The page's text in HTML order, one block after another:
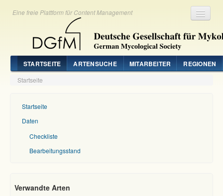
Eine freie Plattform für Content Management
STARTSEITE ARTENSUCHE MITARBEITER REGIONEN
Startseite
Startseite
Daten
Checkliste
Bearbeitungsstand
Verwandte Arten